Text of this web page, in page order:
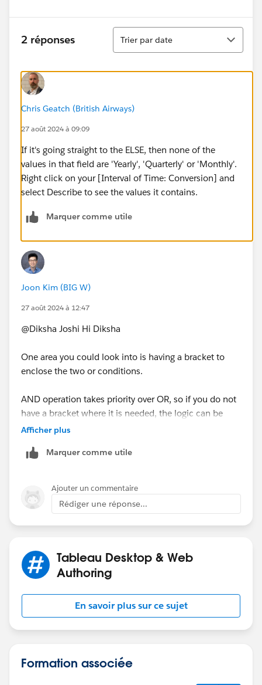
2 réponses
Tri
Trier par date
Chris Geatch (British Airways)
27 août 2024 à 09:09
If it's going straight to the ELSE, then none of the
values in that field are 'Yearly', 'Quarterly' or 'Monthly'.
Right click on your [Interval of Time: Conversion] and
select Describe to see the values it contains.
Marquer comme utile
Joon Kim (BIG W)
27 août 2024 à 12:47
@Diksha Joshi​ Hi Diksha
One area you could look into is having a bracket to
enclose the two or conditions.
AND operation takes priority over OR, so if you do not
have a bracket where it is needed, the logic can be
different to what you expect.
For example,
If [Condition 1] AND [Condition 2] or [Condition 3]
This is different to
Please give this a try and see if this resolves the issue.
Afficher plus
Marquer comme utile
Ajouter un commentaire
Rédiger une réponse...
Tableau Desktop & Web
Authoring
En savoir plus sur ce sujet
Formation associée